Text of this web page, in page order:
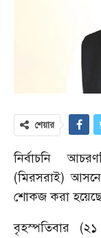
শেয়ার
নির্বাচনি
(মিরসরাই) আসনের
শোকজ করা
বৃহস্পতিবার (২১